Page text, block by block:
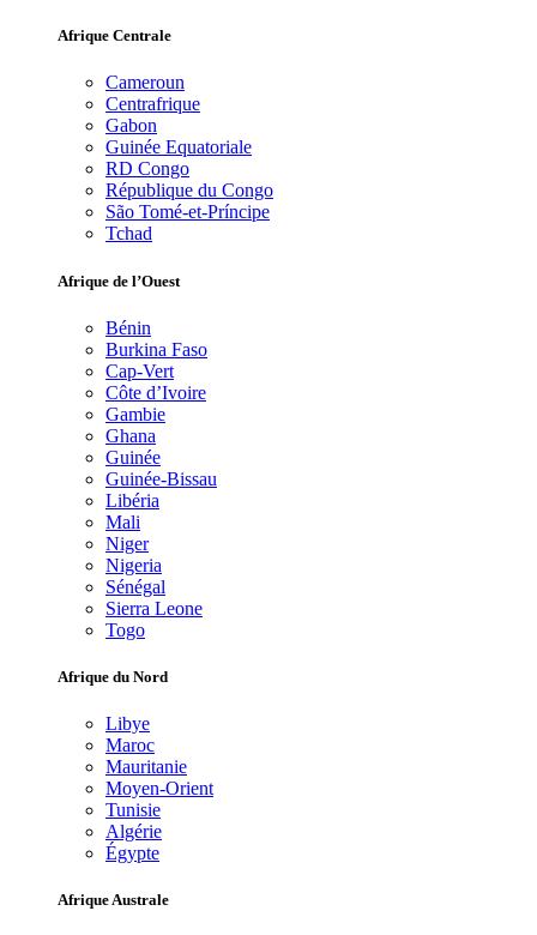
Afrique Centrale
Cameroun
Centrafrique
Gabon
Guinée Equatoriale
RD Congo
République du Congo
São Tomé-et-Príncipe
Tchad
Afrique de l’Ouest
Bénin
Burkina Faso
Cap-Vert
Côte d’Ivoire
Gambie
Ghana
Guinée
Guinée-Bissau
Libéria
Mali
Niger
Nigeria
Sénégal
Sierra Leone
Togo
Afrique du Nord
Libye
Maroc
Mauritanie
Moyen-Orient
Tunisie
Algérie
Égypte
Afrique Australe